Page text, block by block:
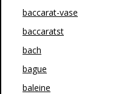
baccarat-vase
baccaratst
bach
bague
baleine